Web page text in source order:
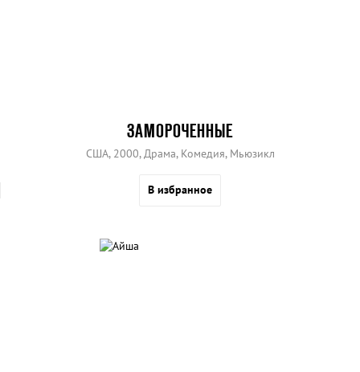
ЗАМОРОЧЕННЫЕ
США, 2000, Драма, Комедия, Мьюзикл
В избранное